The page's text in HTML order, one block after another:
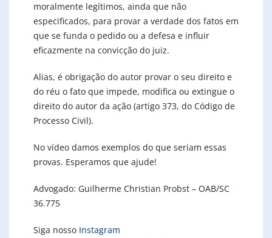
moralmente legítimos, ainda que não
especificados, para provar a verdade dos fatos em
que se funda o pedido ou a defesa e influir
eficazmente na convicção do juiz.
Alias, é obrigação do autor provar o seu direito e
do réu o fato que impede, modifica ou extingue o
direito do autor da ação (artigo 373, do Código de
Processo Civil).
No vídeo damos exemplos do que seriam essas
provas. Esperamos que ajude!
Advogado: Guilherme Christian Probst – OAB/SC
36.775
Siga nosso Instagram